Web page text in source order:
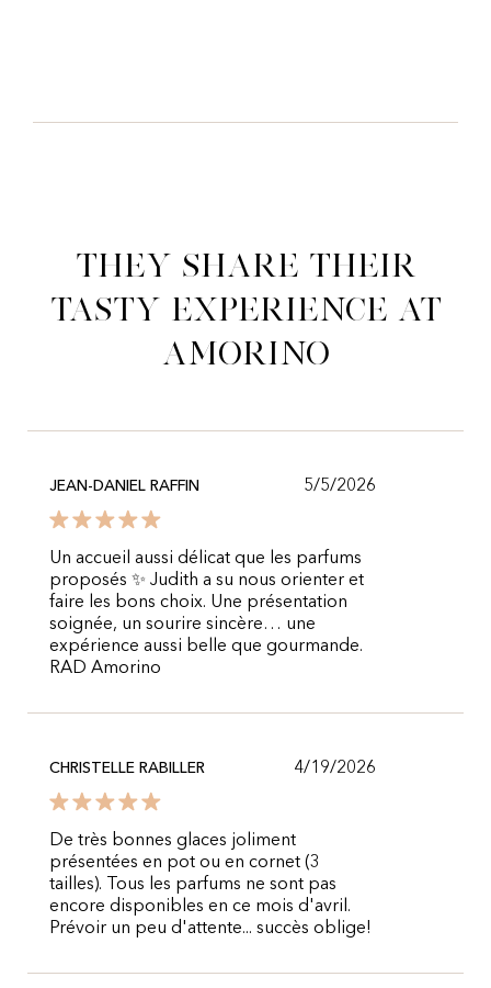
They share their
tasty experience at
Amorino
JEAN-DANIEL RAFFIN 5/5/2026
Un accueil aussi délicat que les parfums
proposés ✨ Judith a su nous orienter et
faire les bons choix. Une présentation
soignée, un sourire sincère… une
expérience aussi belle que gourmande.
RAD Amorino
CHRISTELLE RABILLER 4/19/2026
De très bonnes glaces joliment
présentées en pot ou en cornet (3
tailles). Tous les parfums ne sont pas
encore disponibles en ce mois d'avril.
Prévoir un peu d'attente... succès oblige!